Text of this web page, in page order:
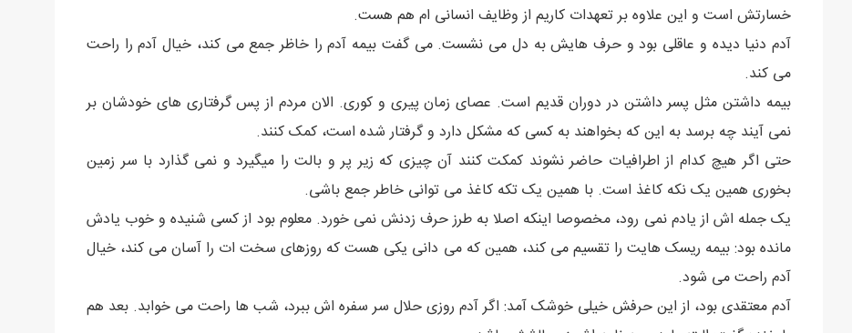
خسارتش است و این علاوه بر تعهدات کاریم از وظایف انسانی ام هم هست.
آدم دنیا دیده و عاقلی بود و حرف هایش به دل می نشست. می گفت بیمه آدم را خاظر جمع می کند، خیال آدم را راحت
می کند.
بیمه داشتن مثل پسر داشتن در دوران قدیم است. عصای زمان پیری و کوری. الان مردم از پس گرفتاری های خودشان بر
نمی آیند چه برسد به این که بخواهند به کسی که مشکل دارد و گرفتار شده است، کمک کنند.
حتی اگر هیچ کدام از اطرافیات حاضر نشوند کمکت کنند آن چیزی که زیر پر و بالت را میگیرد و نمی گذارد با سر زمین
بخوری همین یک نکه کاغذ است. با همین یک تکه کاغذ می توانی خاطر جمع باشی.
یک جمله اش از یادم نمی رود، مخصوصا اینکه اصلا به طرز حرف زدنش نمی خورد. معلوم بود از کسی شنیده و خوب یادش
مانده بود: بیمه ریسک هایت را تقسیم می کند، همین که می دانی یکی هست که روزهای سخت ات را آسان می کند، خیال
آدم راحت می شود.
آدم معتقدی بود، از این حرفش خیلی خوشک آمد: اگر آدم روزی حلال سر سفره اش ببرد، شب ها راحت می خوابد. بعد هم